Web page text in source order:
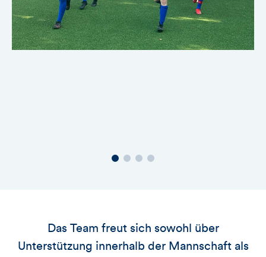
Das Team freut sich sowohl über
Unterstützung innerhalb der Mannschaft als